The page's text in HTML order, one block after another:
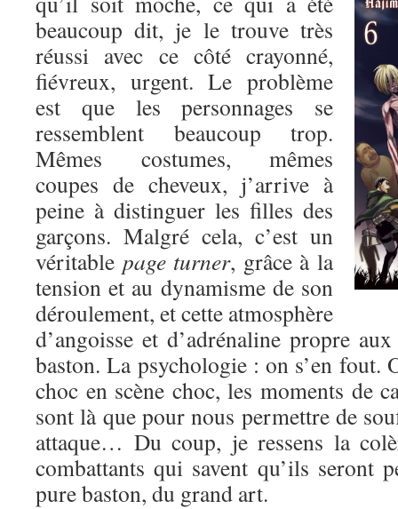
beaucoup dit, je le trouve très
réussi avec ce côté crayonné,
fiévreux, urgent. Le problème
est que les personnages se
ressemblent beaucoup trop.
Mêmes costumes, mêmes
coupes de cheveux, j’arrive à
peine à distinguer les filles des
garçons. Malgré cela, c’est un
véritable page turner, grâce à la
tension et au dynamisme de son
déroulement, et cette atmosphère
d’angoisse et d’adrénaline propre
baston. La psychologie : on s’en fout.
choc en scène choc, les moments de
sont là que pour nous permettre de
attaque… Du coup, je ressens la
combattants qui savent qu’ils seront
pure baston, du grand art.